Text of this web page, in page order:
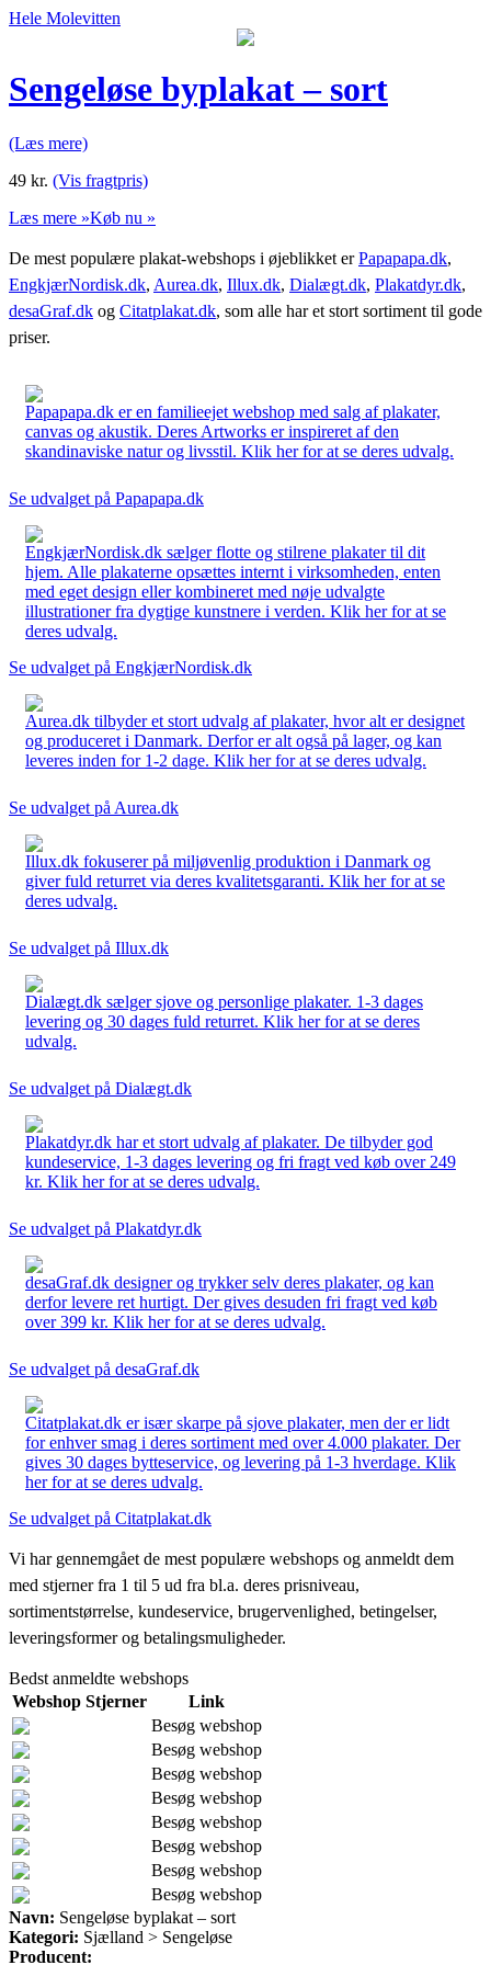
Hele Molevitten
Sengeløse byplakat – sort
(Læs mere)
49 kr. (Vis fragtpris)
Læs mere »Køb nu »
De mest populære plakat-webshops i øjeblikket erPapapapa.dk,
EngkjærNordisk.dk, Aurea.dk, Illux.dk, Dialægt.dk, Plakatdyr.dk,
desaGraf.dk og Citatplakat.dk, som alle har et stort sortiment til gode
priser.
Papapapa.dk er en familieejet webshop med salg af plakater,
canvas og akustik. Deres Artworks er inspireret af den
skandinaviske natur og livsstil. Klik her for at se deres udvalg.
Se udvalget på Papapapa.dk
EngkjærNordisk.dk sælger flotte og stilrene plakater til dit
hjem. Alle plakaterne opsættes internt i virksomheden, enten
med eget design eller kombineret med nøje udvalgte
illustrationer fra dygtige kunstnere i verden. Klik her for at se
deres udvalg.
Se udvalget på EngkjærNordisk.dk
Aurea.dk tilbyder et stort udvalg af plakater, hvor alt er designet
og produceret i Danmark. Derfor er alt også på lager, og kan
leveres inden for 1-2 dage. Klik her for at se deres udvalg.
Se udvalget på Aurea.dk
Illux.dk fokuserer på miljøvenlig produktion i Danmark og
giver fuld returret via deres kvalitetsgaranti. Klik her for at se
deres udvalg.
Se udvalget på Illux.dk
Dialægt.dk sælger sjove og personlige plakater. 1-3 dages
levering og 30 dages fuld returret. Klik her for at se deres
udvalg.
Se udvalget på Dialægt.dk
Plakatdyr.dk har et stort udvalg af plakater. De tilbyder god
kundeservice, 1-3 dages levering og fri fragt ved køb over 249
kr. Klik her for at se deres udvalg.
Se udvalget på Plakatdyr.dk
desaGraf.dk designer og trykker selv deres plakater, og kan
derfor levere ret hurtigt. Der gives desuden fri fragt ved køb
over 399 kr. Klik her for at se deres udvalg.
Se udvalget på desaGraf.dk
Citatplakat.dk er især skarpe på sjove plakater, men der er lidt
for enhver smag i deres sortiment med over 4.000 plakater. Der
gives 30 dages bytteservice, og levering på 1-3 hverdage. Klik
her for at se deres udvalg.
Se udvalget på Citatplakat.dk
Vi har gennemgået de mest populære webshops og anmeldt dem
med stjerner fra 1 til 5 ud fra bl.a. deres prisniveau,
sortimentstørrelse, kundeservice, brugervenlighed, betingelser,
leveringsformer og betalingsmuligheder.
Bedst anmeldte webshops
Webshop Stjerner
Link
Besøg webshop
Besøg webshop
Besøg webshop
Besøg webshop
Besøg webshop
Besøg webshop
Besøg webshop
Besøg webshop
Navn: Sengeløse byplakat – sort
Kategori: Sjælland > Sengeløse
Producent: